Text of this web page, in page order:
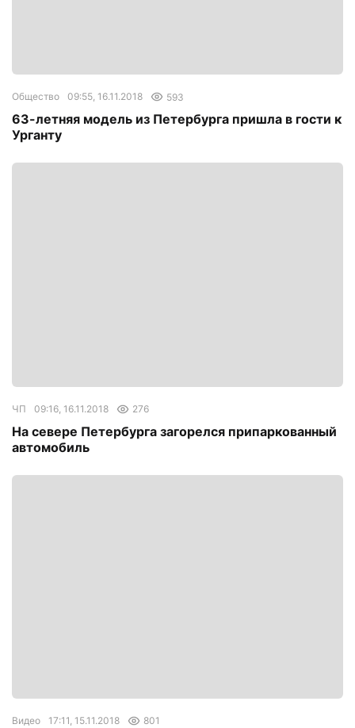
Общество 09:55, 16.11.2018 593
63-летняя модель из Петербурга пришла в гости к
Урганту
ЧП 09:16, 16.11.2018 276
На севере Петербурга загорелся припаркованный
автомобиль
Видео 17:11, 15.11.2018 801